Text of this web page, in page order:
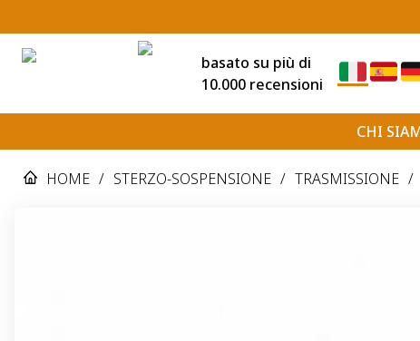
basato su più di
10.000 recensioni
CHI
HOME / STERZO-SOSPENSIONE / TRASMISSIONE /